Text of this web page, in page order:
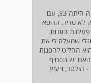
פניתי לרופא ריאות, ואצלו הסיטרוציה היתה 93, עם
לא סדיר. הרופא
חסרות.
שמעלה לי את
הוא החליט להפנות
האם יש תסחיף
הולטר, וייעוץ